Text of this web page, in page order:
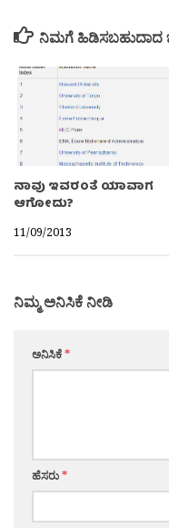
ನಿಮಗೆ ಹಿಡಿಸಬಹುದಾದ
ನಾವು ಇವರಂತೆ ಯಾವಾಗ
ಆಗೋದು?
11/09/2013
ನಿಮ್ಮ ಅನಿಸಿಕೆ ನೀಡಿ
ಅನಿಸಿಕೆ*
ಹೆಸರು*